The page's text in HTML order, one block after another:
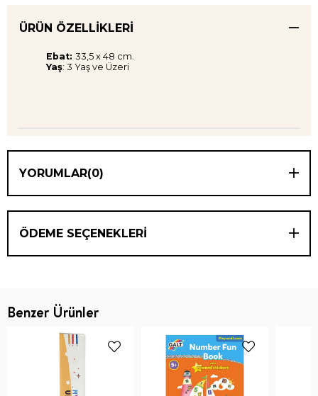
ÜRÜN ÖZELLIKLERI
Ebat: 33,5 x 48 cm.
Yaş: 3 Yaş ve Üzeri
YORUMLAR(0)
ÖDEME SEÇENEKLERI
Benzer Ürünler